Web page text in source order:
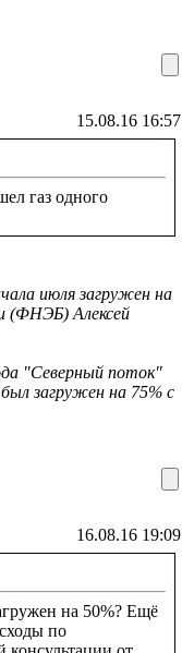
15.08.16 16:57
газ одного
июля загружен на
(ФНЭБ) Алексей
"Северный поток"
загружен на 75% с
16.08.16 19:09
на 50%? Ещё
по